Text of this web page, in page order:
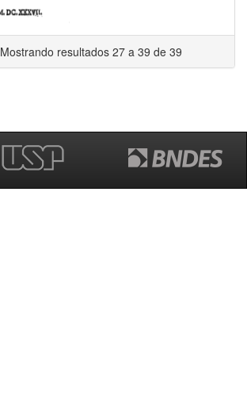
Mostrando resultados 27 a 39 de 39